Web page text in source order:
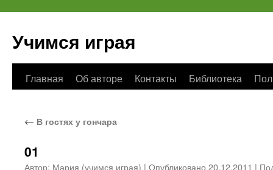
Учимся играя
Перейти
содержимому
Главная Об авторе Контакты Библиотека
← В гостях у гончара
01
Автор: Мария (учимся играя) | Опубликовано 20.12.2011 |